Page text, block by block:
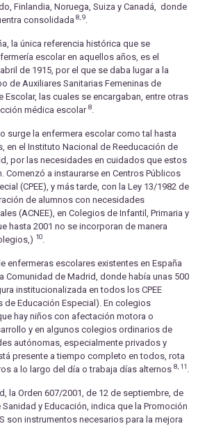
Finlandia, Noruega, Suiza y Canadá, donde
consolidada 8, 9
la única referencia histórica que se
escolar en aquellos años, es el
de 1915, por el que se daba lugar a la
de Auxiliares Sanitarias Femeninas de
Escolar, las cuales se encargaban, entre otras
médica escolar8
surge la enfermera escolar como tal hasta
en el Instituto Nacional de Reeducación de
por las necesidades en cuidados que estos
Comenzó a instaurarse en Centros Públicos
(CPEE), y más tarde, con la Ley 13/1982 de
de alumnos con necesidades
(ACNEE), en Colegios de Infantil, Primaria y
hasta 2001 no se incorporan de manera
10
enfermeras escolares existentes en España
Comunidad de Madrid, donde había unas 500
institucionalizada en todos los CPEE
de Educación Especial). En colegios
hay niños con afectación motora o
y en algunos colegios ordinarios de
autónomas, especialmente privados y
presente a tiempo completo en todos, rota
a lo largo del día o trabaja días alternos 8, 11
la Orden 607/2001, de 12 de septiembre, de
Sanidad y Educación, indica que la Promoción
son instrumentos necesarios para la mejora